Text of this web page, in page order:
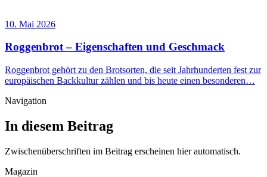
10. Mai 2026
Roggenbrot – Eigenschaften und Geschmack
Roggenbrot gehört zu den Brotsorten, die seit Jahrhunderten fest zur
europäischen Backkultur zählen und bis heute einen besonderen…
Navigation
In diesem Beitrag
Zwischenüberschriften im Beitrag erscheinen hier automatisch.
Magazin